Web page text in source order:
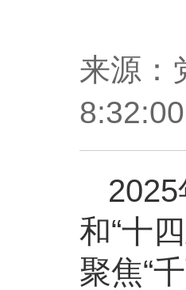
来源：
8:32:00
和“十
聚焦“